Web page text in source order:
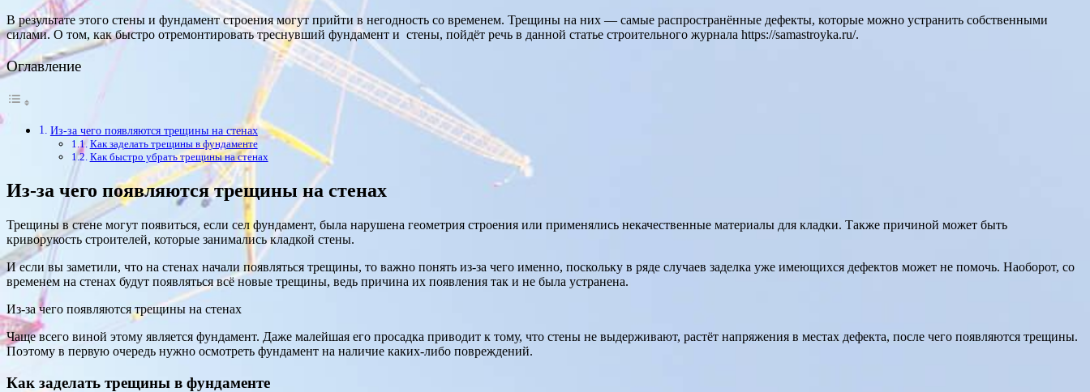
В результате этого стены и фундамент строения могут прийти в негодность со временем. Трещины на них — самые распространённые дефекты, которые можно устранить собственными
силами. О том, как быстро отремонтировать треснувший фундамент и стены, пойдёт речь в данной статье строительного журнала https://samastroyka.ru/.
Оглавление
Из-за чего появляются трещины на стенах
Как заделать трещины в фундаменте
Как быстро убрать трещины на стенах
Из-за чего появляются трещины на стенах
Трещины в стене могут появиться, если сел фундамент, была нарушена геометрия строения или применялись некачественные материалы для кладки. Также причиной может быть
криворукость строителей, которые занимались кладкой стены.
И если вы заметили, что на стенах начали появляться трещины, то важно понять из-за чего именно, поскольку в ряде случаев заделка уже имеющихся дефектов может не помочь. Наоборот, со
временем на стенах будут появляться всё новые трещины, ведь причина их появления так и не была устранена.
Из-за чего появляются трещины на стенах
Чаще всего виной этому является фундамент. Даже малейшая его просадка приводит к тому, что стены не выдерживают, растёт напряжения в местах дефекта, после чего появляются трещины.
Поэтому в первую очередь нужно осмотреть фундамент на наличие каких-либо повреждений.
Как заделать трещины в фундаменте